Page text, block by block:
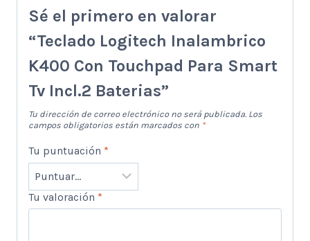
Sé el primero en valorar
“Teclado Logitech Inalambrico
K400 Con Touchpad Para Smart
Tv Incl.2 Baterias”
Tu dirección de correo electrónico no será publicada. Los
campos obligatorios están marcados con *
Tu puntuación *
Tu valoración *